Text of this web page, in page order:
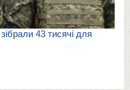
43 тисячі для